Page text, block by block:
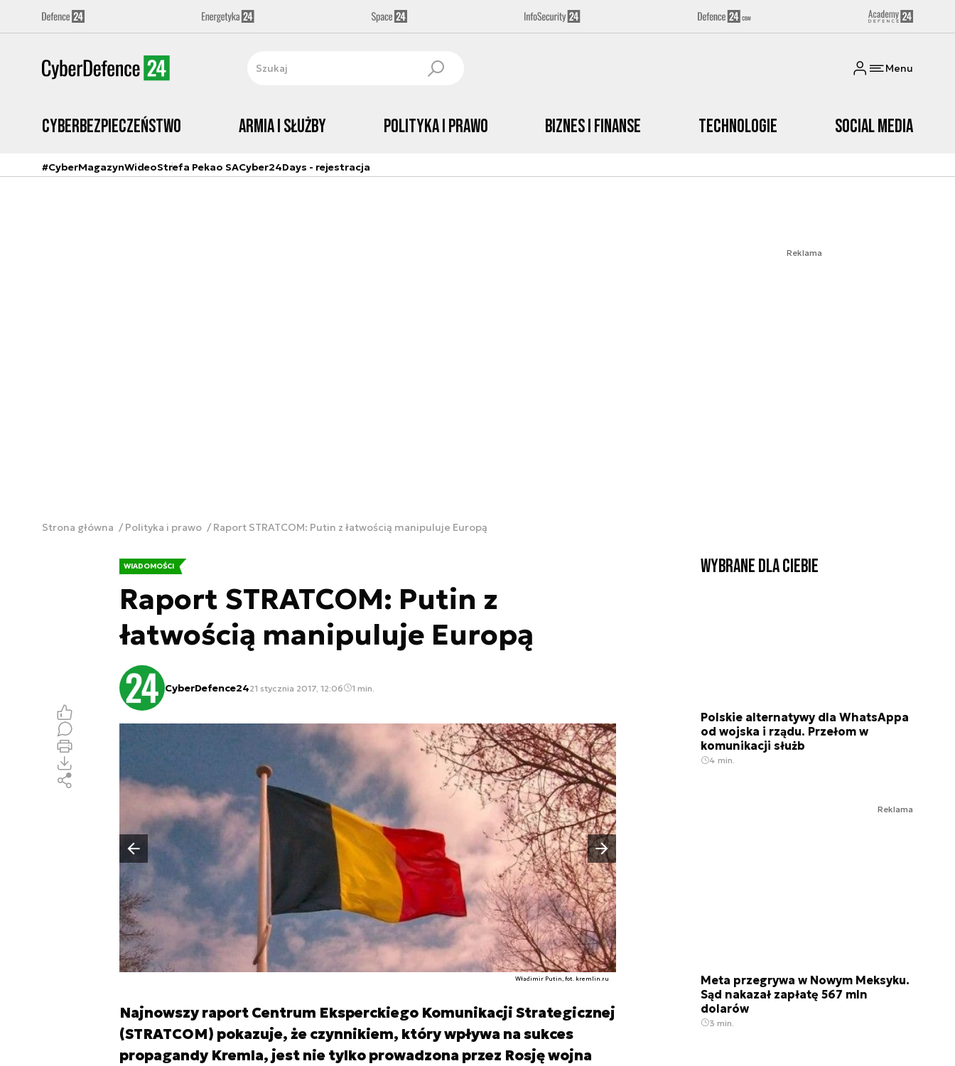
Menu
Cyberbezpieczeństwo Armia i Służby Polityka i prawo Biznes i Finanse Technologie Social media
#CyberMagazynWideoStrefa Pekao SACyber24Days - rejestracja
Reklama
Strona główna Polityka i prawo Raport STRATCOM: Putin z łatwością manipuluje Europą
WIADOMOŚCI
Raport STRATCOM: Putin z
łatwością manipuluje Europą
CyberDefence2421 stycznia 2017, 12:06 1 min.
Władimir Putin, fot. kremlin.ru
Poprzedni slajd
Następny slajd
Najnowszy raport Centrum Eksperckiego Komunikacji Strategicznej
(STRATCOM) pokazuje, że czynnikiem, który wpływa na sukces
propagandy Kremla, jest nie tylko prowadzona przez Rosję wojna
Wybrane dla Ciebie
Polskie alternatywy dla WhatsAppa
od wojska i rządu. Przełom w
komunikacji służb
4 min.
Reklama
Meta przegrywa w Nowym Meksyku.
Sąd nakazał zapłatę 567 mln
dolarów
3 min.